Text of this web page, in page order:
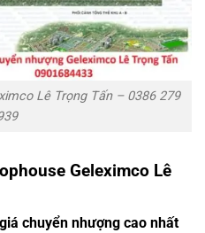
Lê Trọng Tấn – 0386 279
Geleximco Lê
giá chuyển nhượng cao nhất